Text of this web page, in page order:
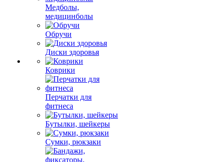
Медболы,
медицинболы
Обручи
Диски здоровья
Коврики
Перчатки для
фитнеса
Бутылки, шейкеры
Сумки, рюкзаки